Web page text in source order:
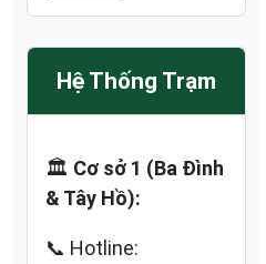
Hệ Thống Trạm
🏛️ Cơ sở 1 (Ba Đình
& Tây Hồ):
📞 Hotline: